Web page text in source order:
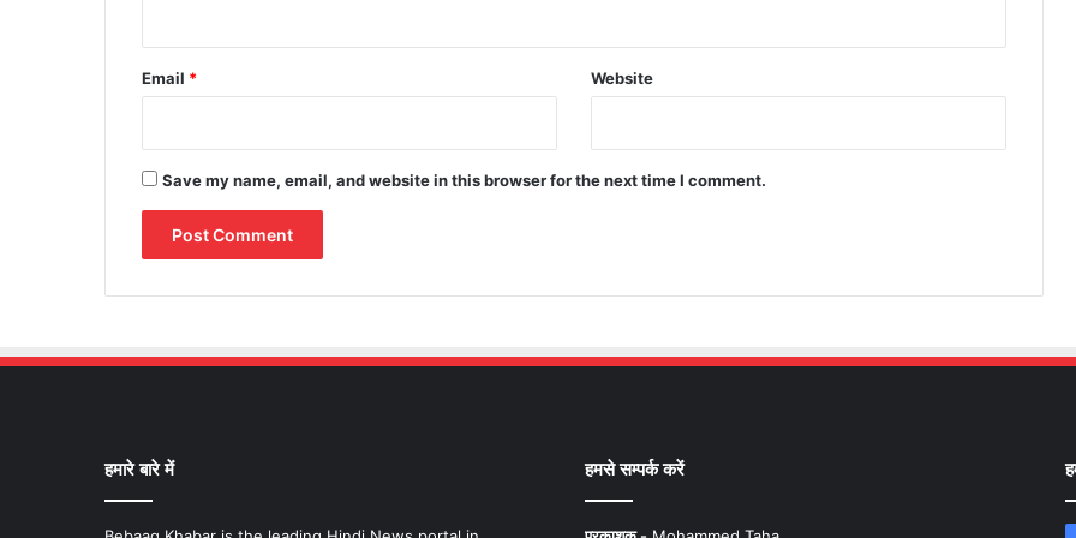
Email * Website
Save my name, email, and website in this browser for the next time I comment.
हमारे बारे में हमसे सम्पर्क करें